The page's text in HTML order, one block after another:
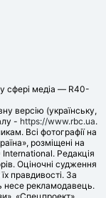
у сфері медіа — R40-
версію (українську,
- https://www.rbc.ua.
Всі фотографії на
розміщені на
Редакція
Оціночні судження
правдивості. За
несе рекламодавець.